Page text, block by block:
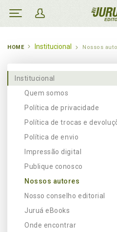
HOME Institucional Nossos
Institucional
Quem somos
Política de privacidade
Política de trocas e
Política de envio
Impressão digital
Publique conosco
Nossos autores
Nosso conselho editorial
Juruá eBooks
Onde encontrar